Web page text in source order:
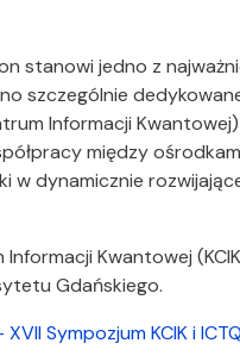
stanowi jedno z
szczególnie
Informacji
między
w dynamicznie
Kwantowej
Gdańskiego.
Sympozjum KCIK i